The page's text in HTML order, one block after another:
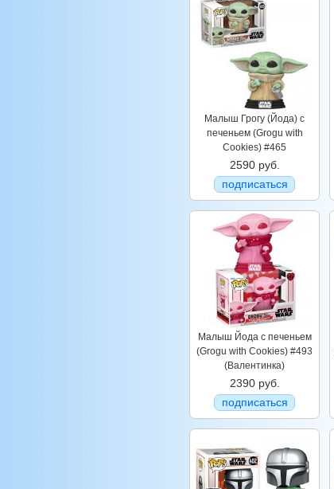
Малыш Грогу (Йода) с
печеньем (Grogu with
Cookies) #465
2590 руб.
подписаться
Малыш Йода с печеньем
(Grogu with Cookies) #493
(Валентинка)
2390 руб.
подписаться